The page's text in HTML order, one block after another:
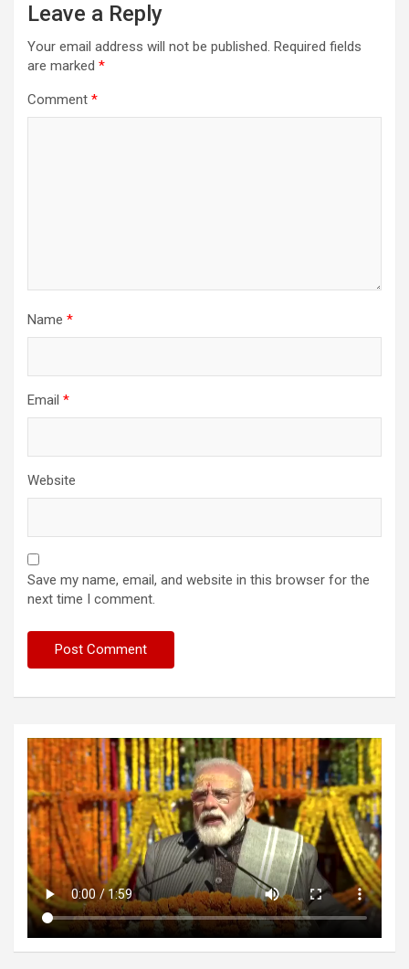
Leave a Reply
Your email address will not be published. Required fields
are marked *
Comment *
Name *
Email *
Website
Save my name, email, and website in this browser for the
next time I comment.